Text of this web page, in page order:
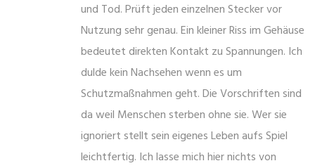
und Tod. Prüft jeden einzelnen Stecker vor
Nutzung sehr genau. Ein kleiner Riss im Gehäuse
bedeutet direkten Kontakt zu Spannungen. Ich
dulde kein Nachsehen wenn es um
Schutzmaßnahmen geht. Die Vorschriften sind
da weil Menschen sterben ohne sie. Wer sie
ignoriert stellt sein eigenes Leben aufs Spiel
leichtfertig. Ich lasse mich hier nichts von